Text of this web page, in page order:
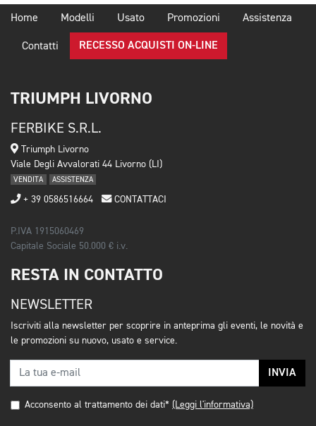
Home Modelli Usato Promozioni Assistenza
Contatti RECESSO ACQUISTI ON-LINE
TRIUMPH LIVORNO
FERBIKE S.R.L.
Triumph Livorno
Viale Degli Avvalorati 44 Livorno (LI)
VENDITA ASSISTENZA
+ 39 0586516664 CONTATTACI
P.IVA 1915060469
Capitale Sociale 50.000 € i.v.
RESTA IN CONTATTO
NEWSLETTER
Iscriviti alla newsletter per scoprire in anteprima gli eventi, le novità e
le promozioni su nuovo, usato e service.
INVIA
Acconsento al trattamento dei dati* (Leggi l'informativa)